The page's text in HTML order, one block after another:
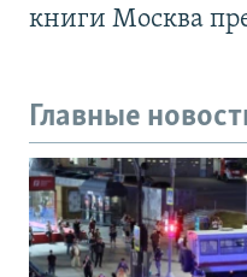
книги Москва
Главные